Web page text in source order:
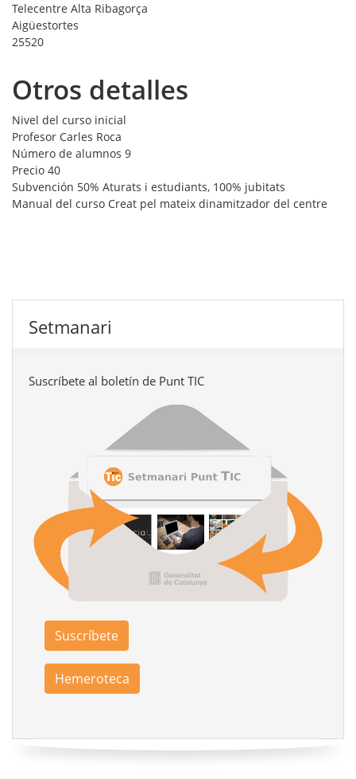
Telecentre Alta Ribagorça
Aigüestortes
25520
Otros detalles
Nivel del curso inicial
Profesor Carles Roca
Número de alumnos 9
Precio 40
Subvención 50% Aturats i estudiants, 100% jubitats
Manual del curso Creat pel mateix dinamitzador del centre
Setmanari
Suscríbete al boletín de Punt TIC
Suscríbete
Hemeroteca